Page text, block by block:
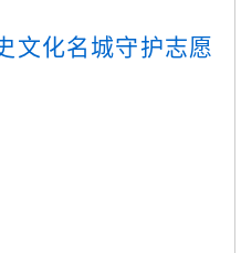
文化名城守护志愿